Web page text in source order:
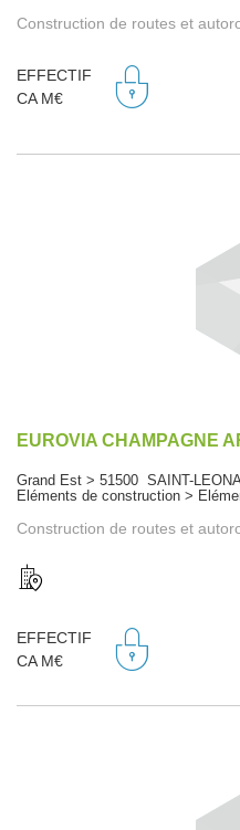
Construction de routes et
EFFECTIF
CA M€
EUROVIA CHAMPAGNE
Grand Est > 51500 SAINT-
Eléments de construction >
Construction de routes et
EFFECTIF
CA M€